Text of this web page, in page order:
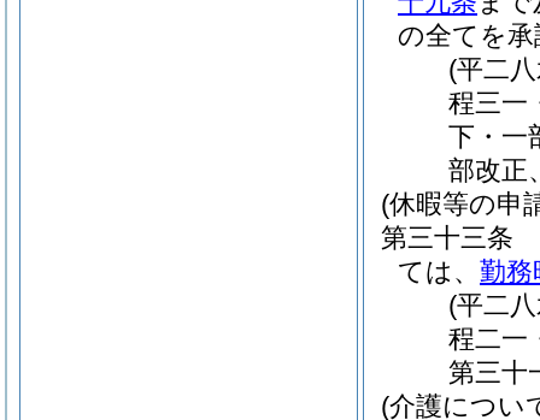
の全てを
(平二
程三一
下・一
部改正
(休暇等の申
第三十三条
ては、 勤務
(平二
程二一
第三十
(介護につい